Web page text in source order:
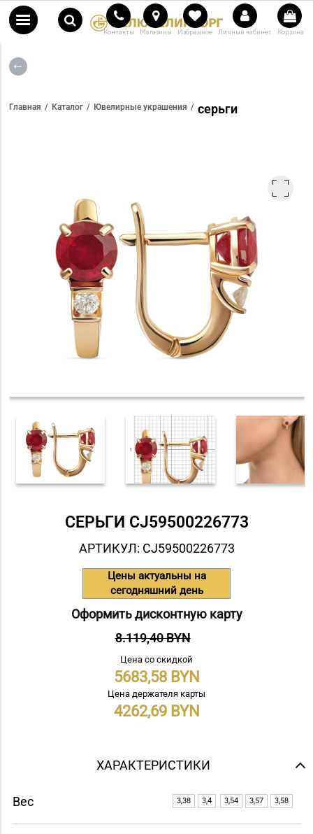
Контакты Магазины Избранное Личный кабинет Корзина
Главная Каталог Ювелирные украшения серьги
СЕРЬГИ СJ59500226773
АРТИКУЛ: СJ59500226773
Цены актуальны на
сегодняшний день
Оформить дисконтную карту
8.119,40 BYN
Цена со скидкой
5683,58
Цена держателя карты
4262,69
ХАРАКТЕРИСТИКИ
Вес 3,38 3,4 3,54 3,57 3,58